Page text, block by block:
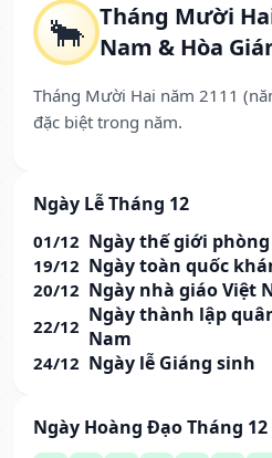
🐂 Tháng Mười
Nam & Hòa
Tháng Mười Hai năm 2111
đặc biệt trong năm.
Ngày Lễ Tháng 12
01/12 Ngày thế giới phòng
19/12 Ngày toàn quốc
20/12 Ngày nhà giáo Việt
22/12 Ngày thành lập
Nam
24/12 Ngày lễ Giáng sinh
Ngày Hoàng Đạo Tháng 12